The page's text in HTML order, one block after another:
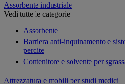
Assorbente industriale
Vedi tutte le categorie
Assorbente
Barriera anti-inquinamento e
perdite
Contenitore e solvente per
Attrezzatura e mobili per studi medici